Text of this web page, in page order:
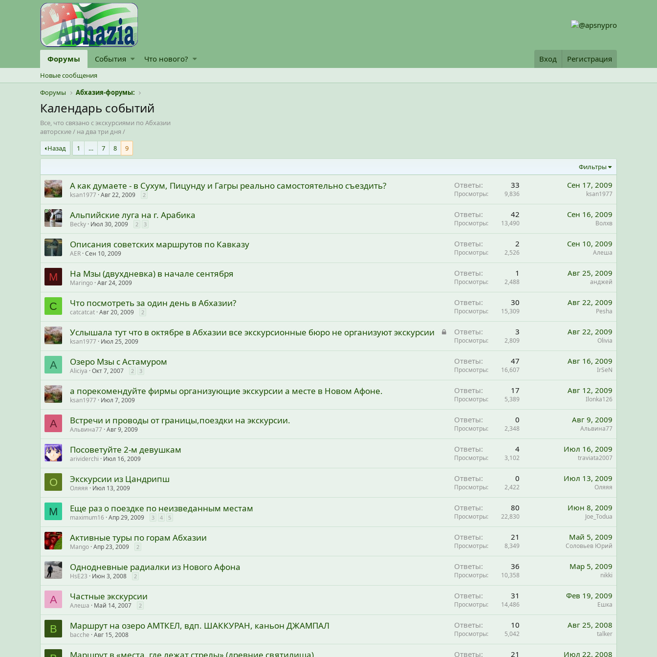
Форумы События Что нового? Вход Регистрация
Новые сообщения
Форумы
Абхазия-форумы:
Календарь событий
Все, что связано с экскурсиями по Абхазии
авторские / на два три дня /
Назад
1 … 7 8 9
Фильтры
А как думаете - в Сухум, Пицунду и Гагры реально самостоятельно съездить?
ksan1977 Авг 22, 2009 2
Ответы 33
Просмотры 9,836
Сен 17, 2009
ksan1977
Альпийские луга на г. Арабика
Becky Июл 30, 2009 2 3
Ответы 42
Просмотры 13,490
Сен 16, 2009
Волхв
Описания советских маршрутов по Кавказу
AER Сен 10, 2009
Ответы 2
Просмотры 2,526
Сен 10, 2009
Алеша
M На Мзы (двухдневка) в начале сентября
Maringo Авг 24, 2009
Ответы 1
Просмотры 2,488
Авг 25, 2009
анджей
C Что посмотреть за один день в Абхазии?
catcatcat Авг 20, 2009 2
Ответы 30
Просмотры 15,309
Авг 22, 2009
Pesha
З
к
т
Услышала тут что в октябре в Абхазии все экскурсионные бюро не организуют экскурсии
ksan1977 Июл 25, 2009
Ответы 3
Просмотры 2,809
Авг 22, 2009
Olivia
A Озеро Мзы с Астамуром
Aliciya Окт 7, 2007 2 3
Ответы 47
Просмотры 16,607
Авг 16, 2009
IrSeN
а порекомендуйте фирмы организующие экскурсии а месте в Новом Афоне.
ksan1977 Июл 7, 2009
Ответы 17
Просмотры 5,389
Авг 12, 2009
Ilonka126
А Встречи и проводы от границы,поездки на экскурсии.
Альвина77 Авг 9, 2009
Ответы 0
Просмотры 2,348
Авг 9, 2009
Альвина77
Посоветуйте 2-м девушкам
arividerchi Июл 16, 2009
Ответы 4
Просмотры 3,102
Июл 16, 2009
traviata2007
О Экскурсии из Цандрипш
Оляяя Июл 13, 2009
Ответы 0
Просмотры 2,422
Июл 13, 2009
Оляяя
M Еще раз о поездке по неизведанным местам
maximum16 Апр 29, 2009 3 4 5
Ответы 80
Просмотры 22,830
Июн 8, 2009
Joe_Todua
Активные туры по горам Абхазии
Mango Апр 23, 2009 2
Ответы 21
Просмотры 8,349
Май 5, 2009
Соловьев Юрий
Однодневные радиалки из Нового Афона
HsE23 Июн 3, 2008 2
Ответы 36
Просмотры 10,358
Мар 5, 2009
nikki
А Частные экскурсии
Алеша Май 14, 2007 2
Ответы 31
Просмотры 14,486
Фев 19, 2009
Ешка
B Маршрут на озеро АМТКЕЛ, вдп. ШАККУРАН, каньон ДЖАМПАЛ
bacche Авг 15, 2008
Ответы 10
Просмотры 5,042
Авг 25, 2008
talker
Ответы 21 Июл 22, 2008